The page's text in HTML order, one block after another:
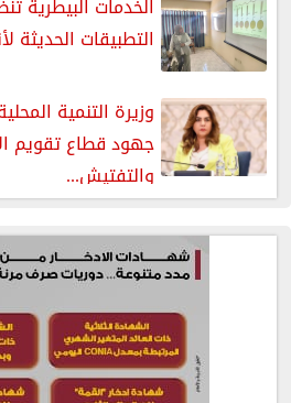
الخدمات البيطرية
التطبيقات الحديثة
وزيرة التنمية
جهود قطاع تقويم
والتفتيش...